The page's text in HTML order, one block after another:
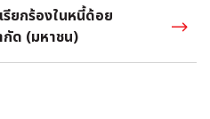
ยกร้องในหนี้ด้อย
ด (มหาชน)